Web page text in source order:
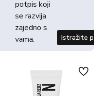
potpis koji
se razvija
zajedno s
vama.
Istražite